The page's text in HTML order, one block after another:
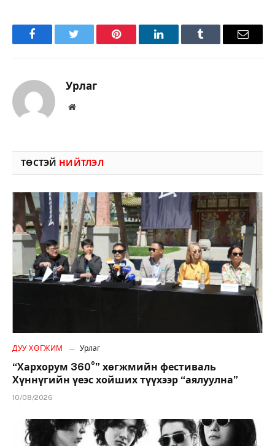
FacebookTwitter Pinterest LinkedInTumblr Имэйл
Урлаг
Вэбсайт
ТӨСТЭЙ НИЙТЛЭЛ
ДУУ ХӨГЖИМ Урлаг
“Хархорум 360°” хөгжмийн фестиваль
Хүннүгийн үеэс хойших түүхээр “аялуулна”
10/08/2026